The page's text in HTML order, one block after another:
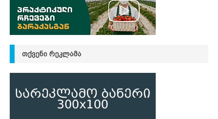
ᲗᲥᲕᲔᲜᲘ ᲠᲔᲙᲚᲐᲛᲐ